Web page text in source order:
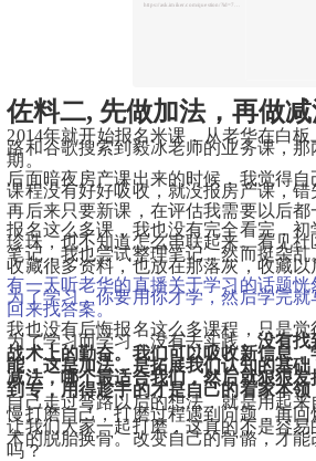
佐料二, 先做加法，再做
2014年就开始报名米课，从老华在白
路和谷歌搜索到毅冰老师的业务课，
期。
后面暗夜房产课出来的时候，我觉得
课程没有好好吸收，就没报房产课，错
再后来只要新课，在评估我需要以后都
报名这么多课，我也没有完全看完，
珍珠，也不知道怎么串联起来。看见
笔记，我也尝试整理笔记，然而挺杂乱
收藏很多资料，也放在那落灰，收藏以
有一天听老华的直播关于学习的话题
为了学习，你要用你才学，然后学完
回来找答案。
我也没有后悔报名这么多课程，只是
为了学习而学习，没有去实践。没有找
战术上的勤奋。我们可以吸收新信息
能，这是加法，是拓展我们认知的基
减法，哪个最适合我们，然后就狠狠
到专，用得趁手的才是自己的看家本
自己走过弯路以后的想法，就是用起
慢打磨自己，打磨过程遇到问题，再
让我们大家一起打磨，这真的不是容
术的脱胎换骨。改变自己的骨骼，才
吗？